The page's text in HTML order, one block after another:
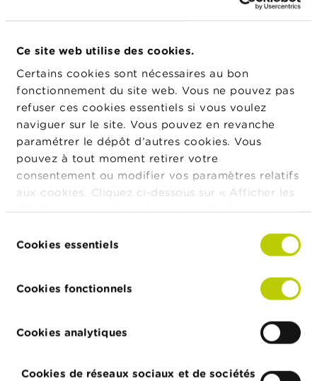
Ce site web utilise des cookies.
Certains cookies sont nécessaires au bon
fonctionnement du site web. Vous ne pouvez pas
refuser ces cookies essentiels si vous voulez
naviguer sur le site. Vous pouvez en revanche
paramétrer le dépôt d’autres cookies. Vous
pouvez à tout moment retirer votre
consentement ou modifier vos paramètres relatifs
aux cookies. Cliquez ci-dessous sur « Afficher les
détails » pour obtenir davantage d'informations.
consultable dans son intégralité
duCookies essentiels
Cookies fonctionnels
Cookies analytiques
Cookies de réseaux sociaux et de sociétés
Que puis-je trouver comme informations
Comment dois-je procéder pour encoder
mes données manuellement dans
l’Auditors Annual Cartography ?
mes données dans l’Auditors Annual
Quelles sont les règles de validation
mes données via le téléchargement d’un